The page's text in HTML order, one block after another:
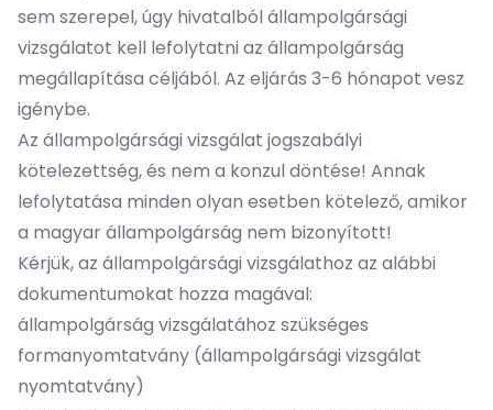
sem szerepel, úgy hivatalból állampolgársági
vizsgálatot kell lefolytatni az állampolgárság
megállapítása céljából. Az eljárás 3-6 hónapot vesz
igénybe.
Az állampolgársági vizsgálat jogszabályi
kötelezettség, és nem a konzul döntése! Annak
lefolytatása minden olyan esetben kötelező, amikor
a magyar állampolgárság nem bizonyított!
Kérjük, az állampolgársági vizsgálathoz az alábbi
dokumentumokat hozza magával:
állampolgárság vizsgálatához szükséges
formanyomtatvány (állampolgársági vizsgálat
nyomtatvány)